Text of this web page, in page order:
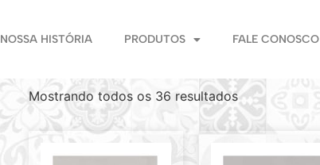
NOSSA HISTÓRIA PRODUTOS FALE CONOSCO
Mostrando todos os 36 resultados